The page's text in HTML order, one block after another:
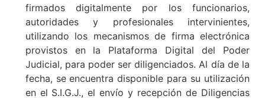
firmados digitalmente por los funcionarios,
autoridades y profesionales intervinientes,
utilizando los mecanismos de firma electrónica
provistos en la Plataforma Digital del Poder
Judicial, para poder ser diligenciados. Al día de la
fecha, se encuentra disponible para su utilización
en el S.I.G.J., el envío y recepción de Diligencias